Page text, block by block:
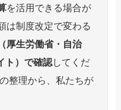
を活用できる場合が
は制度改定で変わる
厚生労働省・自治
ト）で確認してくだ
整理から、私たちが